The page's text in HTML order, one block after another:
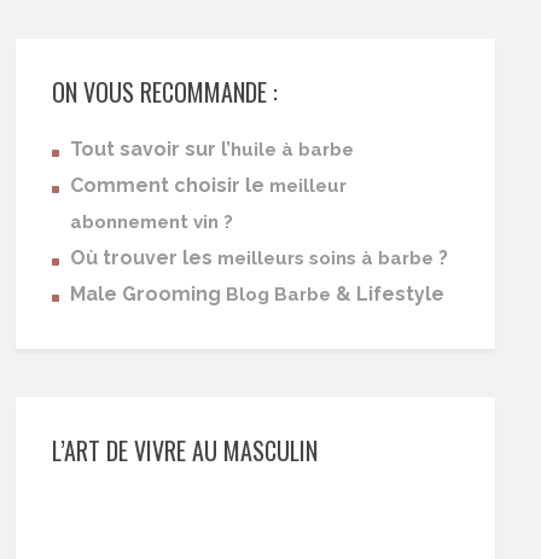
ON VOUS RECOMMANDE :
Tout savoir sur l’huile à barbe
Comment choisir le meilleur
abonnement vin ?
Où trouver les meilleurs soins à barbe ?
Male Grooming Blog Barbe & Lifestyle
L’ART DE VIVRE AU MASCULIN